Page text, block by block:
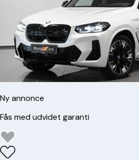
Ny annonce
Fås med udvidet garanti